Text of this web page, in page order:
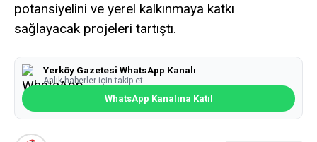
potansiyelini ve yerel kalkınmaya katkı
sağlayacak projeleri tartıştı.
Yerköy Gazetesi WhatsApp Kanalı
Anlık haberler için takip et
WhatsApp Kanalına Katıl